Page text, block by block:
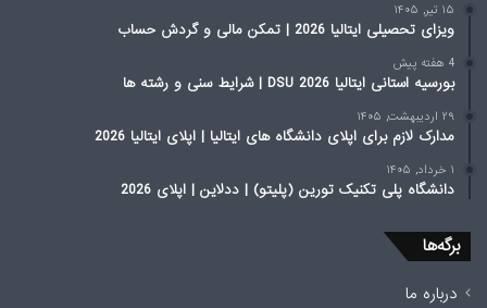
۱۵ تیر, ۱۴۰۵
ویزای تحصیلی ایتالیا 2026 | تمکن مالی و گردش حساب
4 هفته پیش
بورسیه استانی ایتالیا 2026 DSU | شرایط سنی و رشته ها
۲۹ اردیبهشت, ۱۴۰۵
مدارک لازم برای اپلای دانشگاه های ایتالیا | اپلای ایتالیا 2026
۱ خرداد, ۱۴۰۵
دانشگاه پلی تکنیک تورین (پلیتو) | ددلاین | اپلای 2026
برگه‌ها
درباره ما